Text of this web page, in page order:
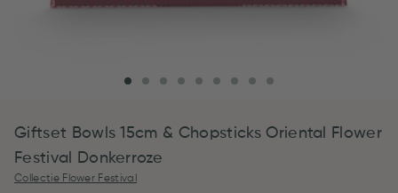
Giftset Bowls 15cm & Chopsticks Oriental Flower
Festival Donkerroze
Collectie Flower Festival